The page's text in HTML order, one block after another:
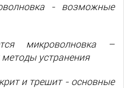
- возможные
микроволновка –
устранения
и трещит - основные